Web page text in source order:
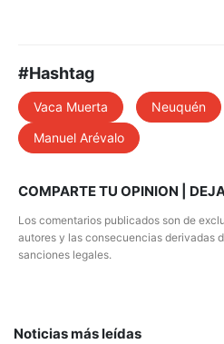
#Hashtag
Vaca Muerta Neuquén
Manuel Arévalo
COMPARTE TU OPINION |
Los comentarios publicados son de
autores y las consecuencias derivadas
sanciones legales.
Noticias más leídas